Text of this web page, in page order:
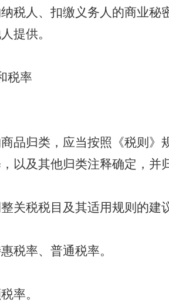
人、扣缴义务人的商业秘
提供。
税率
品归类，应当按照《税则》
以及其他归类注释确定，并
关税税目及其适用规则的建
税率、普通税率。
率。